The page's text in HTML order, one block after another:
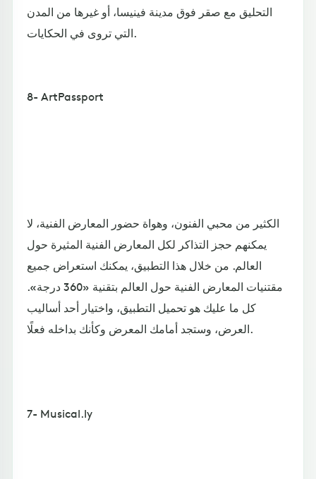
التحليق مع صقر فوق مدينة فينيسا، أو غيرها من المدن
التي تروى في الحكايات.
8- ArtPassport
الكثير من محبي الفنون، وهواة حضور المعارض الفنية، لا
يمكنهم حجز التذاكر لكل المعارض الفنية المثيرة حول
العالم. من خلال هذا التطبيق، يمكنك استعراض جميع
مقتنيات المعارض الفنية حول العالم بتقنية «360 درجة».
كل ما عليك هو تحميل التطبيق، واختيار أحد أساليب
العرض، وستجد أمامك المعرض وكأنك بداخله فعلًا.
7- Musical.ly